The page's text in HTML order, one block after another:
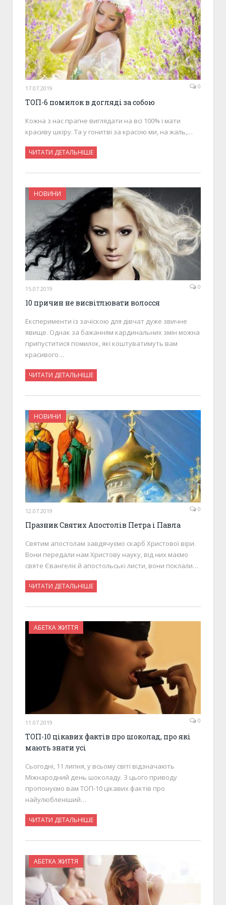
17.07.2019 0
ТОП-6 помилок в догляді за собою
Кожна з нас прагне виглядати на всі 100% і мати
красиву шкіру. Та у гонитві за красою ми, на жаль,…
ЧИТАТИ ДЕТАЛЬНІШЕ
НОВИНИ
15.07.2019 0
10 причин не висвітлювати волосся
Експерименти із зачіскою для дівчат дуже звичне
явище. Однак за бажанням кардинальних змін можна
припуститися помилок, які коштуватимуть вам
красивого…
ЧИТАТИ ДЕТАЛЬНІШЕ
НОВИНИ
12.07.2019 0
Празник Святих Апостолів Петра і Павла
Святим апостолам завдячуємо скарб Христової віри.
Вони передали нам Христову науку, від них маємо
святе Євангеліє й апостольські листи, вони поклали…
ЧИТАТИ ДЕТАЛЬНІШЕ
АБЕТКА ЖИТТЯ
11.07.2019 0
ТОП-10 цікавих фактів про шоколад, про які
мають знати усі
Сьогодні, 11 липня, у всьому світі відзначають
Міжнародний день шоколаду. З цього приводу
пропонуємо вам ТОП-10 цікавих фактів про
найулюбленіший…
ЧИТАТИ ДЕТАЛЬНІШЕ
АБЕТКА ЖИТТЯ